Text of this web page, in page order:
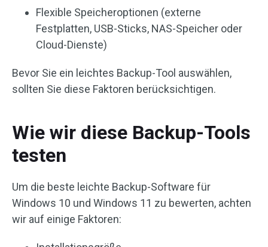
Flexible Speicheroptionen (externe
Festplatten, USB-Sticks, NAS-Speicher oder
Cloud-Dienste)
Bevor Sie ein leichtes Backup-Tool auswählen,
sollten Sie diese Faktoren berücksichtigen.
Wie wir diese Backup-Tools
testen
Um die beste leichte Backup-Software für
Windows 10 und Windows 11 zu bewerten, achten
wir auf einige Faktoren: